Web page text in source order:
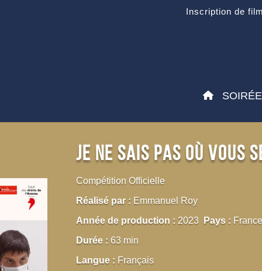
Inscription de
Je ne sais pas où vous
Compétition Officielle
Réalisé par : Emmanuel Roy
Année de production : 2023 Pays :
Durée : 63 min
Langue : Français